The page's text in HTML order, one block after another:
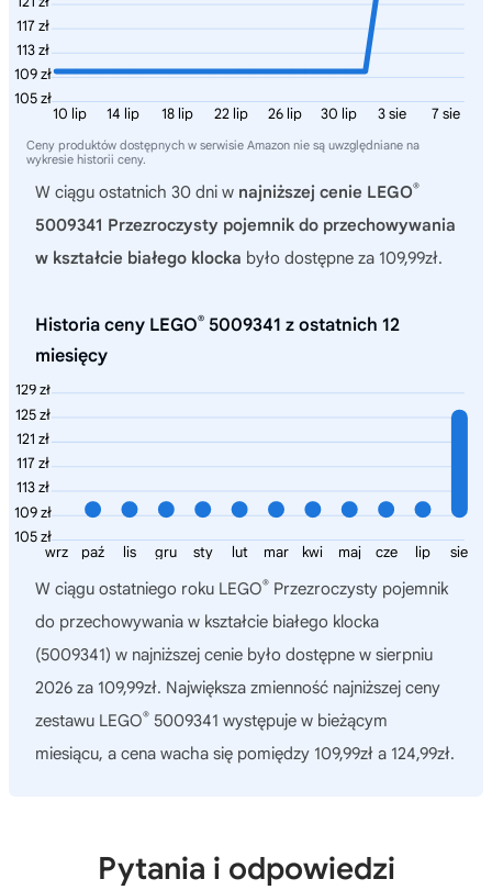
117 zł
113 zł
109 zł
105 zł
7 sie
3 sie
30 lip
26 lip
22 lip
18 lip
14 lip
10 lip
Ceny produktów dostępnych w serwisie Amazon nie są uwzględniane na
wykresie historii ceny.
W ciągu ostatnich 30 dni w najniższej cenie LEGO®
5009341 Przezroczysty pojemnik do przechowywania
w kształcie białego klocka było dostępne za 109,99zł.
Historia ceny LEGO® 5009341 z ostatnich 12
miesięcy
129 zł
125 zł
121 zł
117 zł
113 zł
109 zł
105 zł
sie
lip
cze
maj
kwi
mar
lut
sty
gru
lis
paź
wrz
W ciągu ostatniego roku LEGO® Przezroczysty pojemnik
do przechowywania w kształcie białego klocka
(5009341) w najniższej cenie było dostępne w sierpniu
2026 za 109,99zł. Największa zmienność najniższej ceny
zestawu LEGO® 5009341 występuje w bieżącym
miesiącu, a cena wacha się pomiędzy 109,99zł a 124,99zł.
Pytania i odpowiedzi